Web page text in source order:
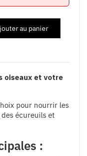
au panier
oiseaux et votre
pour nourrir les
écureuils et
: